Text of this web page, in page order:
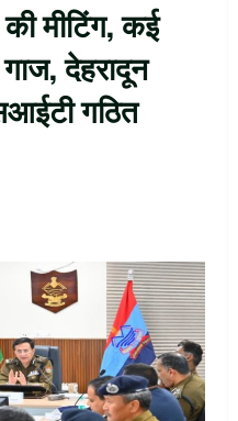
मीटिंग, कई
गाज, देहरादून
गठित